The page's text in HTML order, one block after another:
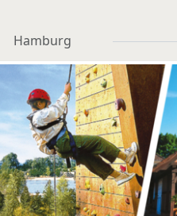
Hamburg